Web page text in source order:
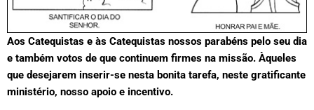
Aos Catequistas e às Catequistas nossos parabéns pelo seu dia
e também votos de que continuem firmes na missão. Àqueles
que desejarem inserir-se nesta bonita tarefa, neste gratificante
ministério, nosso apoio e incentivo.